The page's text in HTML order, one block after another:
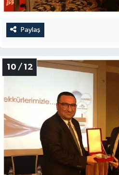
Paylaş
10 / 12